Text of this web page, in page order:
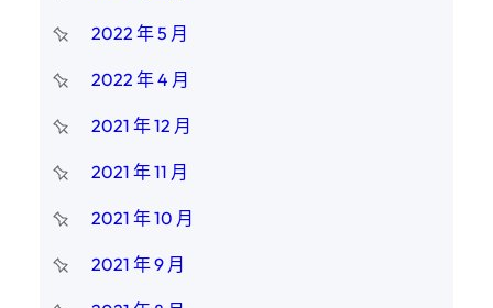
2022 年 5 月
2022 年 4 月
2021 年 12 月
2021 年 11 月
2021 年 10 月
2021 年 9 月